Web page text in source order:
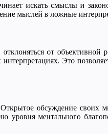
искать смыслы и
мыслей в ложные
от объективной
Это
обсуждение своих
уровня ментального